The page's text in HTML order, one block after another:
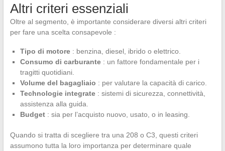
Altri criteri essenziali
Oltre al segmento, è importante considerare diversi altri criteri
per fare una scelta consapevole :
Tipo di motore: benzina, diesel, ibrido o elettrico.
Consumo di carburante: un fattore fondamentale per i
tragitti quotidiani.
Volume del bagagliaio : per valutare la capacità di carico.
Technologie integrate: sistemi di sicurezza, connettività,
assistenza alla guida.
Budget: sia per l’acquisto nuovo, usato, o in leasing.
Quando si tratta di scegliere tra una 208 o C3, questi criteri
assumono tutta la loro importanza per determinare quale